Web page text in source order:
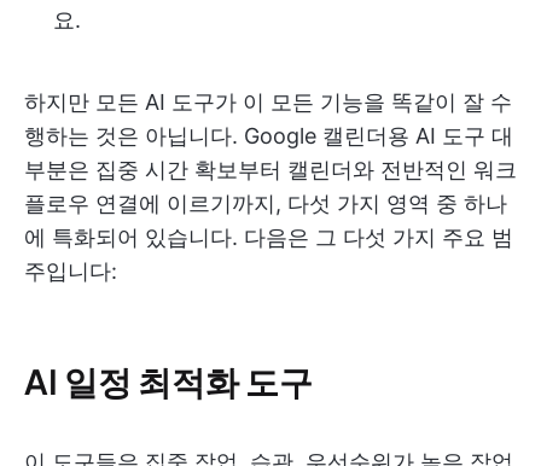
요.
하지만 모든 AI 도구가 이 모든 기능을 똑같이 잘 수
행하는 것은 아닙니다. Google 캘린더용 AI 도구 대
부분은 집중 시간 확보부터 캘린더와 전반적인 워크
플로우 연결에 이르기까지, 다섯 가지 영역 중 하나
에 특화되어 있습니다. 다음은 그 다섯 가지 주요 범
주입니다:
AI 일정 최적화 도구